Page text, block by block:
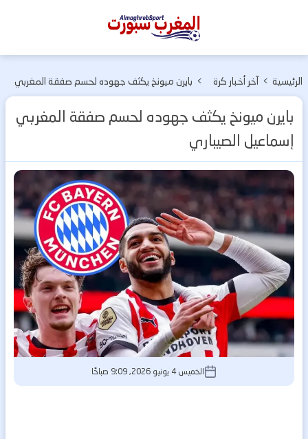
المغرب
الرئيسية > آخر أخبار كرة
> بايرن ميونخ يكثف جهوده لحسم صفقة المغربي
بايرن ميونخ يكثف جهوده لحسم صفقة المغربي
إسماعيل الصيباري
الخميس 4 يونيو 2026, 9:09 صباحًا